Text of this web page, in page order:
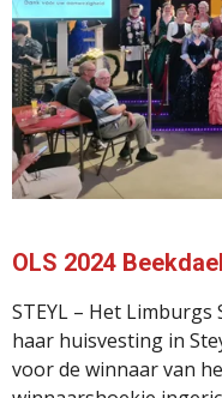
OLS 2024
STEYL – Het
haar huisvesting in
voor de winnaar van